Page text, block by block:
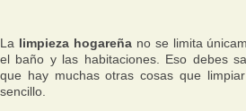
La limpieza hogareñano se limita
el baño y las habitaciones. Eso debes
que hay muchas otras cosas que
sencillo.